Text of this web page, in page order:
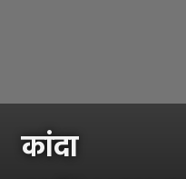
कांदा